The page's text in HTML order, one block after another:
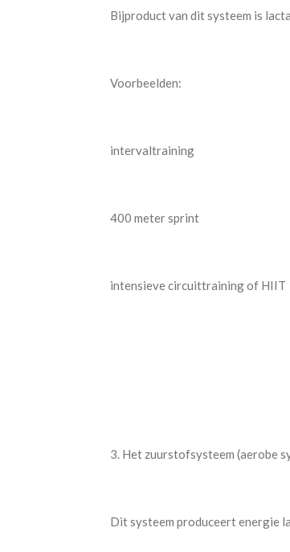
Bijproduct van dit systeem is
Voorbeelden:
intervaltraining
400 meter sprint
intensieve circuittraining of HIIT
3. Het zuurstofsysteem (aerobe
Dit systeem produceert energie